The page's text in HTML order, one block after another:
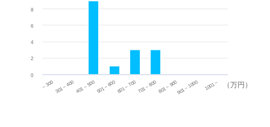
（万円）
~ 300 301 ~ 400 401 ~ 500501 ~ 600601 ~ 700701 ~ 800801 ~ 900901 ~ 1000 1001 ~
0
2
4
6
8